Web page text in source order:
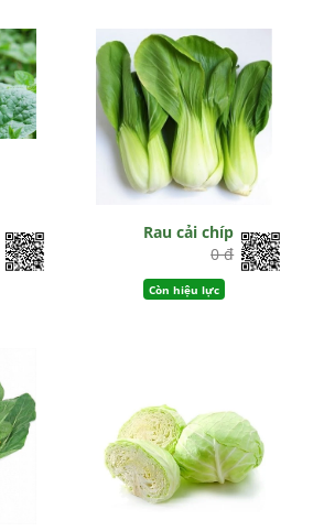
Rau cải chíp
0 đ
Còn hiệu lực